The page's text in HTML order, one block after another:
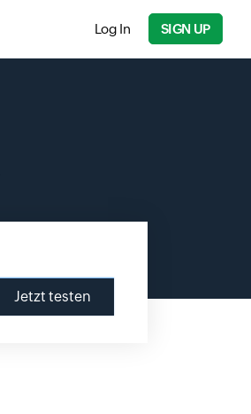
Log In SIGN UP
Jetzt testen